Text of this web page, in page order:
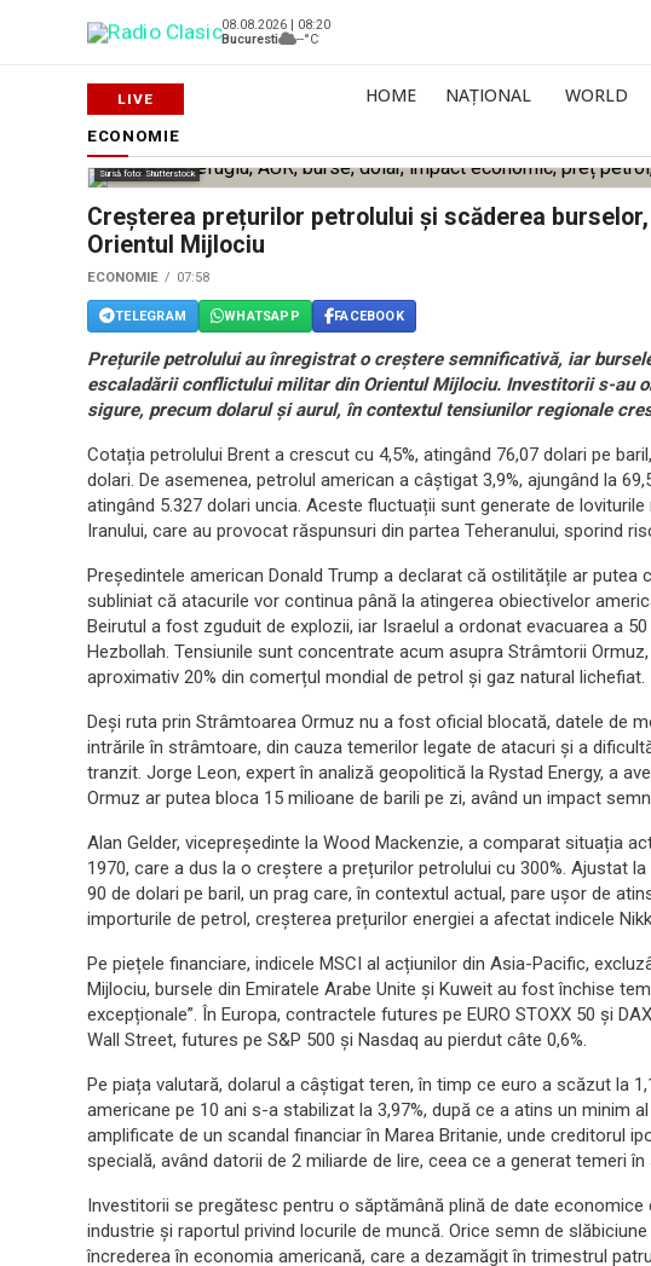
08.08.2026 | 08:20
Bucuresti
--°C
HOME NAȚIONAL WORLD
ECONOMIE
Sursă foto: Shutterstock
Creșterea prețurilor petrolului și scăderea
Orientul Mijlociu
ECONOMIE 07:58
TELEGRAM WHATSAPP FACEBOOK
Prețurile petrolului au înregistrat o creștere semnificativă, iar
escaladării conflictului militar din Orientul Mijlociu. Investitorii s-au
sigure, precum dolarul și aurul, în contextul tensiunilor regionale
Cotația petrolului Brent a crescut cu 4,5%, atingând 76,07 dolari pe
dolari. De asemenea, petrolul american a câștigat 3,9%, ajungând la
atingând 5.327 dolari uncia. Aceste fluctuații sunt generate de
Iranului, care au provocat răspunsuri din partea Teheranului, sporind
Președintele american Donald Trump a declarat că ostilitățile ar putea
subliniat că atacurile vor continua până la atingerea obiectivelor
Beirutul a fost zguduit de explozii, iar Israelul a ordonat evacuarea a
Hezbollah. Tensiunile sunt concentrate acum asupra Strâmtorii
aproximativ 20% din comerțul mondial de petrol și gaz natural lichefiat.
Deși ruta prin Strâmtoarea Ormuz nu a fost oficial blocată, datele de
intrările în strâmtoare, din cauza temerilor legate de atacuri și a
tranzit. Jorge Leon, expert în analiză geopolitică la Rystad Energy, a
Ormuz ar putea bloca 15 milioane de barili pe zi, având un impact
Alan Gelder, vicepreședinte la Wood Mackenzie, a comparat situația
1970, care a dus la o creștere a prețurilor petrolului cu 300%. Ajustat
90 de dolari pe baril, un prag care, în contextul actual, pare ușor de
importurile de petrol, creșterea prețurilor energiei a afectat indicele
Pe piețele financiare, indicele MSCI al acțiunilor din Asia-Pacific,
Mijlociu, bursele din Emiratele Arabe Unite și Kuweit au fost închise
excepționale”. În Europa, contractele futures pe EURO STOXX 50 și
Wall Street, futures pe S&P 500 și Nasdaq au pierdut câte 0,6%.
Pe piața valutară, dolarul a câștigat teren, în timp ce euro a scăzut la
americane pe 10 ani s-a stabilizat la 3,97%, după ce a atins un minim
amplificate de un scandal financiar în Marea Britanie, unde creditorul
specială, având datorii de 2 miliarde de lire, ceea ce a generat temeri
Investitorii se pregătesc pentru o săptămână plină de date economice
industrie și raportul privind locurile de muncă. Orice semn de
încrederea în economia americană, care a dezamăgit în trimestrul